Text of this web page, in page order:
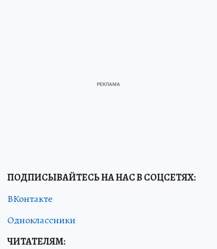
ПОДПИСЫВАЙТЕСЬ НА НАС В СОЦСЕТЯХ:
ВКонтакте
Одноклассники
ЧИТАТЕЛЯМ: